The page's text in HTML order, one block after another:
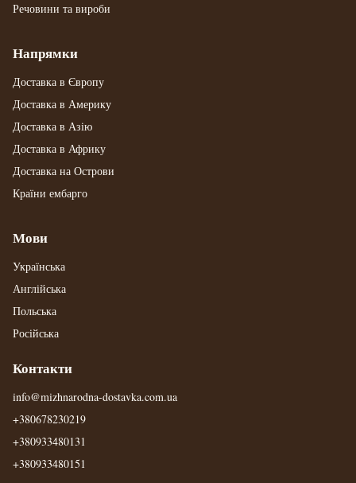
Речовини та вироби
Напрямки
Доставка в Європу
Доставка в Америку
Доставка в Азію
Доставка в Африку
Доставка на Острови
Країни ембарго
Мови
Українська
Англійська
Польська
Російська
Контакти
info@mizhnarodna-dostavka.com.ua
+380678230219
+380933480131
+380933480151